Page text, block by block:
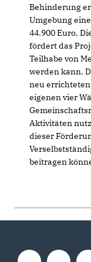
Behinderung
Umgebung
44.900 Euro.
fördert das
Teilhabe von
werden kann.
neu
eigenen vier
Aktivitäten
dieser
beitragen